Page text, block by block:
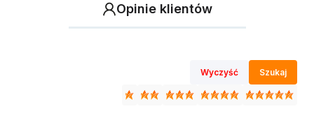
Opinie klientów
Wyczyść Szukaj